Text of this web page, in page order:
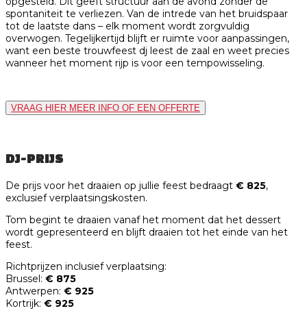
spontaniteit te verliezen. Van de intrede van het bruidspaar
tot de laatste dans – elk moment wordt zorgvuldig
overwogen. Tegelijkertijd blijft er ruimte voor aanpassingen,
want een beste trouwfeest dj leest de zaal en weet precies
wanneer het moment rijp is voor een tempowisseling.
VRAAG HIER MEER INFO OF EEN OFFERTE
DJ-PRIJS
De prijs voor het draaien op jullie feest bedraagt € 825,
exclusief verplaatsingskosten.
Tom begint te draaien vanaf het moment dat het dessert
wordt gepresenteerd en blijft draaien tot het einde van het
feest.
Richtprijzen inclusief verplaatsing:
Brussel: € 875
Antwerpen: € 925
Kortrijk: € 925